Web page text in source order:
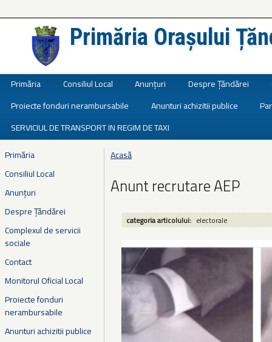
Primăria Orașului
Primăria Consiliul Local Anunțuri Despre Țăndărei
Proiecte fonduri nerambursabile
Anunturi achizitii publice
SERVICIUL DE TRANSPORT IN REGIM DE TAXI
Primăria
Consiliul Local
Anunțuri
Despre Țăndărei
Complexul de servicii
sociale
Contact
Monitorul Oficial Local
Proiecte fonduri
nerambursabile
Anunturi achizitii publice
Eşti aici
Acasă
Anunt recrutare AEP
categoria articolului: electorale